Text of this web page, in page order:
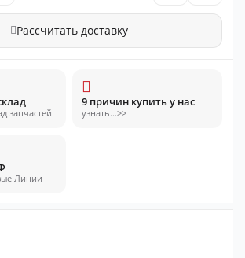
Рассчитать доставку
запчастей
9 причин купить у нас
узнать...>>
Линии